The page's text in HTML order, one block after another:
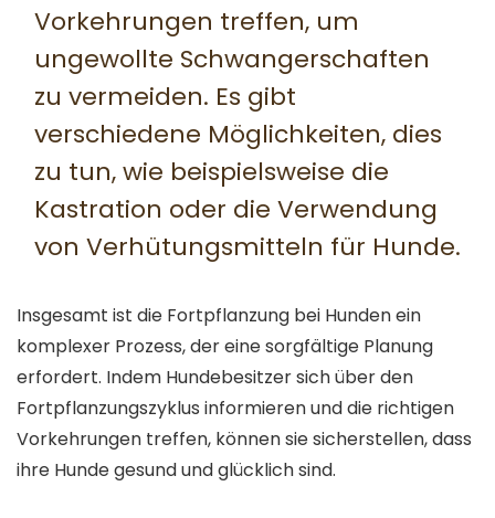
Vorkehrungen treffen, um
ungewollte Schwangerschaften
zu vermeiden. Es gibt
verschiedene Möglichkeiten, dies
zu tun, wie beispielsweise die
Kastration oder die Verwendung
von Verhütungsmitteln für Hunde.
Insgesamt ist die Fortpflanzung bei Hunden ein
komplexer Prozess, der eine sorgfältige Planung
erfordert. Indem Hundebesitzer sich über den
Fortpflanzungszyklus informieren und die richtigen
Vorkehrungen treffen, können sie sicherstellen, dass
ihre Hunde gesund und glücklich sind.